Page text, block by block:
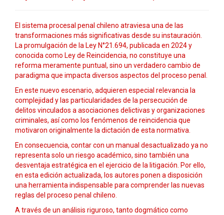
El sistema procesal penal chileno atraviesa una de las
transformaciones más significativas desde su instauración.
La promulgación de la Ley N°21.694, publicada en 2024 y
conocida como Ley de Reincidencia, no constituye una
reforma meramente puntual, sino un verdadero cambio de
paradigma que impacta diversos aspectos del proceso penal.
En este nuevo escenario, adquieren especial relevancia la
complejidad y las particularidades de la persecución de
delitos vinculados a asociaciones delictivas y organizaciones
criminales, así como los fenómenos de reincidencia que
motivaron originalmente la dictación de esta normativa.
En consecuencia, contar con un manual desactualizado ya no
representa solo un riesgo académico, sino también una
desventaja estratégica en el ejercicio de la litigación. Por ello,
en esta edición actualizada, los autores ponen a disposición
una herramienta indispensable para comprender las nuevas
reglas del proceso penal chileno.
A través de un análisis riguroso, tanto dogmático como